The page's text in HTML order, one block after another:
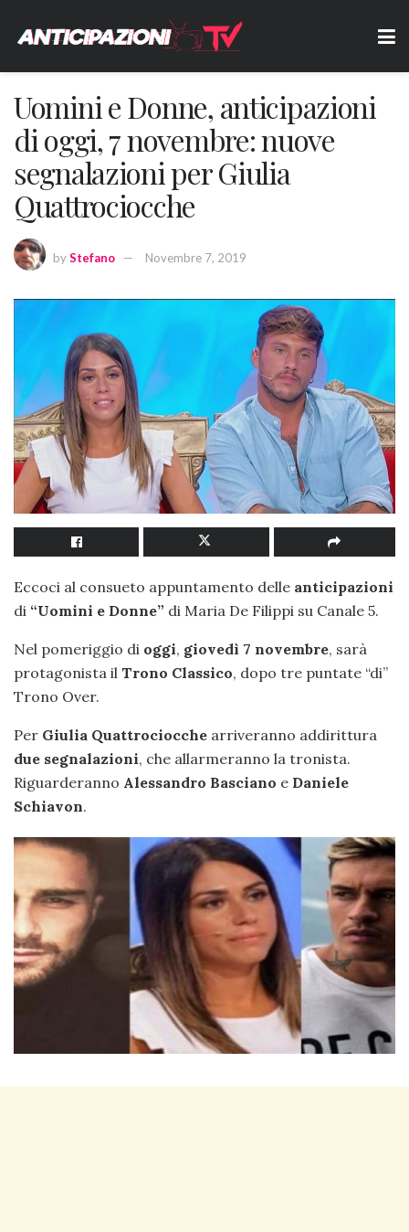
Uomini e Donne, anticipazioni
di oggi, 7 novembre: nuove
segnalazioni per Giulia
Quattrociocche
byStefano Novembre 7, 2019
Eccoci al consueto appuntamento delle anticipazioni
di “Uomini e Donne” di Maria De Filippi su Canale 5.
Nel pomeriggio di oggi, giovedì 7 novembre, sarà
protagonista il Trono Classico, dopo tre puntate “di”
Trono Over.
Per Giulia Quattrociocche arriveranno addirittura
due segnalazioni, che allarmeranno la tronista.
Riguarderanno Alessandro Basciano e Daniele
Schiavon.